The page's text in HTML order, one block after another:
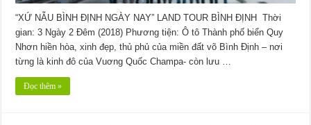
“XỨ NẪU BÌNH ĐỊNH NGÀY NAY” LAND TOUR BÌNH ĐỊNH Thời
gian: 3 Ngày 2 Đêm (2018) Phương tiện: Ô tô Thành phố biển Quy
Nhơn hiền hòa, xinh đẹp, thủ phủ của miền đất võ Bình Định – nơi
từng là kinh đô của Vuơng Quốc Champa- còn lưu …
Đọc thêm »